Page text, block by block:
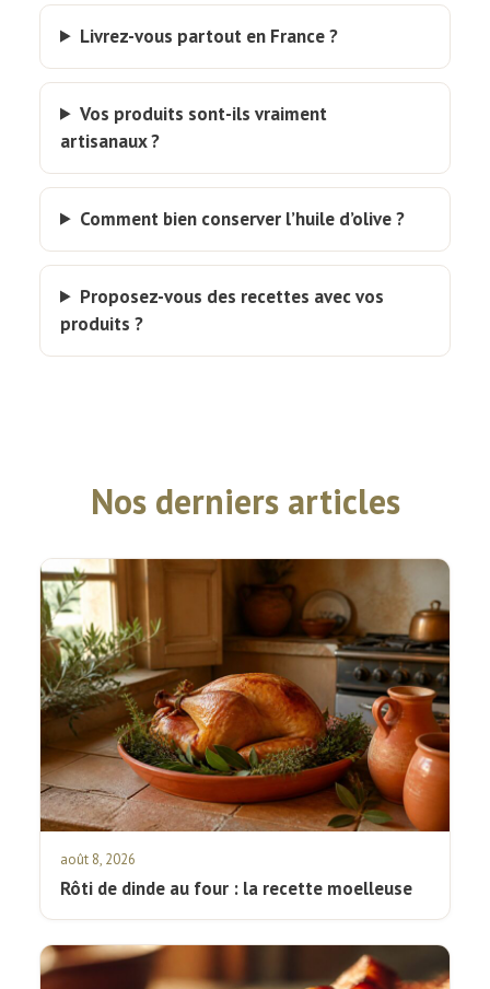
Livrez-vous partout en France ?
Vos produits sont-ils vraiment
artisanaux ?
Comment bien conserver l’huile d’olive ?
Proposez-vous des recettes avec vos
produits ?
Nos derniers articles
août 8, 2026
Rôti de dinde au four : la recette moelleuse